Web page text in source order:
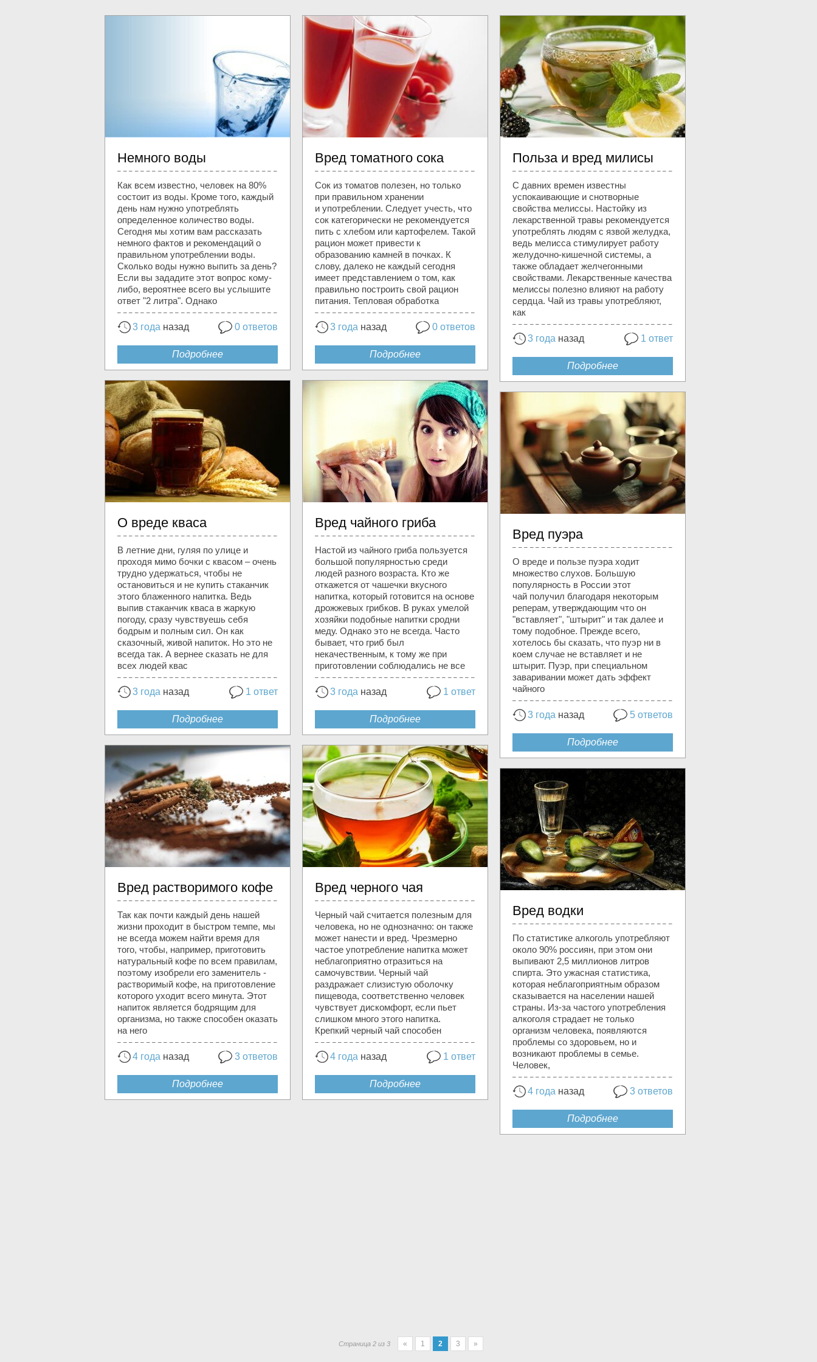
Немного воды
Как всем известно, человек на 80%
состоит из воды. Кроме того, каждый
день нам нужно употреблять
определенное количество воды.
Сегодня мы хотим вам рассказать
немного фактов и рекомендаций о
правильном употреблении воды.
Сколько воды нужно выпить за день?
Если вы зададите этот вопрос кому-
либо, вероятнее всего вы услышите
ответ "2 литра". Однако
3 года назад 0 ответов
Подробнее
Вред томатного сока
Сок из томатов полезен, но только
при правильном хранении
и употреблении. Следует учесть, что
сок категорически не рекомендуется
пить с хлебом или картофелем. Такой
рацион может привести к
образованию камней в почках. К
слову, далеко не каждый сегодня
имеет представлением о том, как
правильно построить свой рацион
питания. Тепловая обработка
3 года назад 0 ответов
Подробнее
Польза и вред милисы
С давних времен известны
успокаивающие и снотворные
свойства мелиссы. Настойку из
лекарственной травы рекомендуется
употреблять людям с язвой желудка,
ведь мелисса стимулирует работу
желудочно-кишечной системы, а
также обладает желчегонными
свойствами. Лекарственные качества
мелиссы полезно влияют на работу
сердца. Чай из травы употребляют,
как
3 года назад 1 ответ
Подробнее
О вреде кваса
В летние дни, гуляя по улице и
проходя мимо бочки с квасом – очень
трудно удержаться, чтобы не
остановиться и не купить стаканчик
этого блаженного напитка. Ведь
выпив стаканчик кваса в жаркую
погоду, сразу чувствуешь себя
бодрым и полным сил. Он как
сказочный, живой напиток. Но это не
всегда так. А вернее сказать не для
всех людей квас
3 года назад 1 ответ
Подробнее
Вред чайного гриба
Настой из чайного гриба пользуется
большой популярностью среди
людей разного возраста. Кто же
откажется от чашечки вкусного
напитка, который готовится на основе
дрожжевых грибков. В руках умелой
хозяйки подобные напитки сродни
меду. Однако это не всегда. Часто
бывает, что гриб был
некачественным, к тому же при
приготовлении соблюдались не все
3 года назад 1 ответ
Подробнее
Вред пуэра
О вреде и пользе пуэра ходит
множество слухов. Большую
популярность в России этот
чай получил благодаря некоторым
реперам, утверждающим что он
"вставляет", "штырит" и так далее и
тому подобное. Прежде всего,
хотелось бы сказать, что пуэр ни в
коем случае не вставляет и не
штырит. Пуэр, при специальном
заваривании может дать эффект
чайного
3 года назад 5 ответов
Подробнее
Вред растворимого кофе
Так как почти каждый день нашей
жизни проходит в быстром темпе, мы
не всегда можем найти время для
того, чтобы, например, приготовить
натуральный кофе по всем правилам,
поэтому изобрели его заменитель -
растворимый кофе, на приготовление
которого уходит всего минута. Этот
напиток является бодрящим для
организма, но также способен оказать
на него
4 года назад 3 ответов
Подробнее
Вред черного чая
Черный чай считается полезным для
человека, но не однозначно: он также
может нанести и вред. Чрезмерно
частое употребление напитка может
неблагоприятно отразиться на
самочувствии. Черный чай
раздражает слизистую оболочку
пищевода, соответственно человек
чувствует дискомфорт, если пьет
слишком много этого напитка.
Крепкий черный чай способен
4 года назад 1 ответ
Подробнее
Вред водки
По статистике алкоголь употребляют
около 90% россиян, при этом они
выпивают 2,5 миллионов литров
спирта. Это ужасная статистика,
которая неблагоприятным образом
сказывается на населении нашей
страны. Из-за частого употребления
алкоголя страдает не только
организм человека, появляются
проблемы со здоровьем, но и
возникают проблемы в семье.
Человек,
4 года назад 3 ответов
Подробнее
Страница 2 из 3 « 1 2 3 »